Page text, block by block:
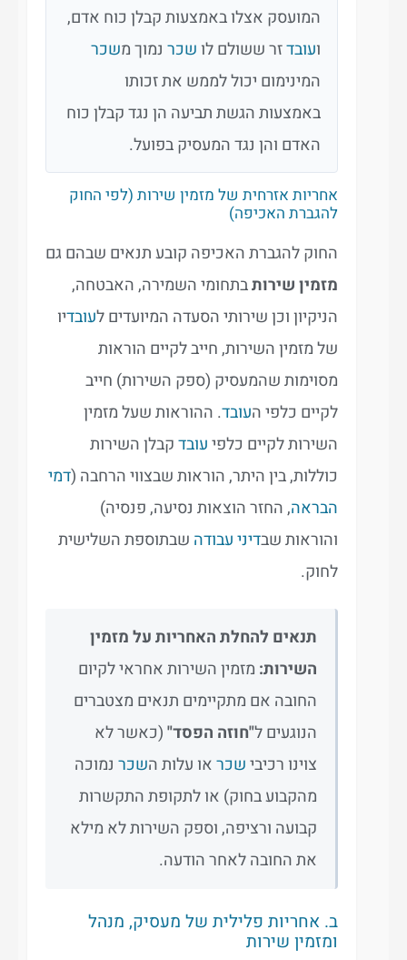
המועסק אצלו באמצעות קבלן כוח אדם,
ועובדזר ששולם לו שכר נמוך משכר
המינימום יכול לממש את זכותו
באמצעות הגשת תביעה הן נגד קבלן כוח
האדם והן נגד המעסיק בפועל.
אחריות אזרחית של מזמין שירות (לפי החוק
להגברת האכיפה)
החוק להגברת האכיפה קובע תנאים שבהם גם
מזמין שירותבתחומי השמירה, האבטחה,
הניקיון וכן שירותי הסעדה המיועדים לעובדיו
של מזמין השירות, חייב לקיים הוראות
מסוימות שהמעסיק (ספק השירות) חייב
לקיים כלפי העובד. ההוראות שעל מזמין
השירות לקיים כלפיעובדקבלן השירות
כוללות, בין היתר, הוראות שבצווי הרחבה (דמי
הבראה, החזר הוצאות נסיעה, פנסיה)
והוראות שבדיני עבודה שבתוספת השלישית
לחוק.
תנאים להחלת האחריות על מזמין
השירות: מזמין השירות אחראי לקיום
החובה אם מתקיימים תנאים מצטברים
הנוגעים ל"חוזה הפסד"(כאשר לא
צוינו רכיבישכראו עלות השכר נמוכה
מהקבוע בחוק) או לתקופת התקשרות
קבועה ורציפה, וספק השירות לא מילא
את החובה לאחר הודעה.
ב. אחריות פלילית של מעסיק, מנהל
ומזמין שירות